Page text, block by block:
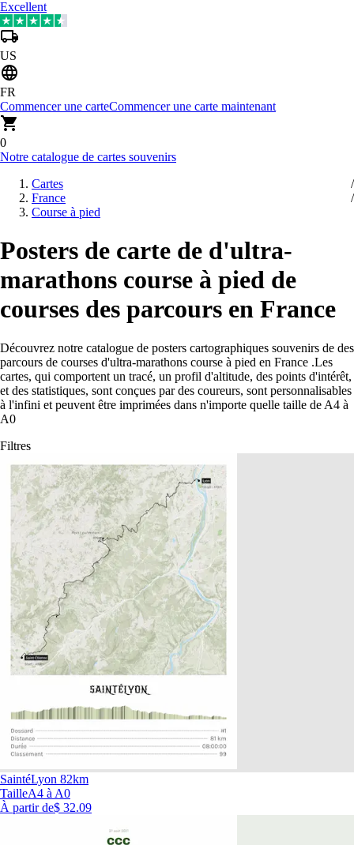
Excellent
US
FR
Commencer une carteCommencer une carte maintenant
0
Notre catalogue de cartes souvenirs
Cartes
France
Course à pied
Posters de carte de d'ultra-
marathons course à pied de
courses des parcours en France
Découvrez notre catalogue de posters cartographiques souvenirs de des
parcours de courses d'ultra-marathons course à pied en France .Les
cartes, qui comportent un tracé, un profil d'altitude, des points d'intérêt,
et des statistiques, sont conçues par des coureurs, sont personnalisables
à l'infini et peuvent être imprimées dans n'importe quelle taille de A4 à
A0
Filtres
SaintéLyon 82km
TailleA4 à A0
À partir de$ 32.09